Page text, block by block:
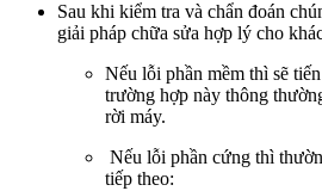
Sau khi kiểm tra và chẩn đoán
giải pháp chữa sửa hợp lý cho
Nếu lỗi phần mềm thì sẽ
trường hợp này thông
rời máy.
Nếu lỗi phần cứng thì
tiếp theo: